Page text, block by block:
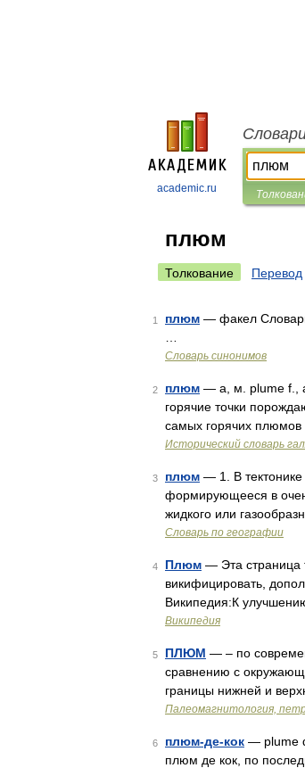
academic.ru
плюм
Толкование Перевод
1 плюм — факел
Словарь синонимов
2 плюм — а, м. plume f.,
горячие точки
самых горячих плюмов
Исторический словарь
3 плюм — 1. В тектонике
формирующееся в
жидкого или
Словарь по географии
4 Плюм — Эта страница
викифицировать,
Википедия:К
Википедия
5 ПЛЮМ — – по
сравнению с
границы нижней и
Палеомагнитология,
6 плюм-де-кок — plume
плюм де кок, по